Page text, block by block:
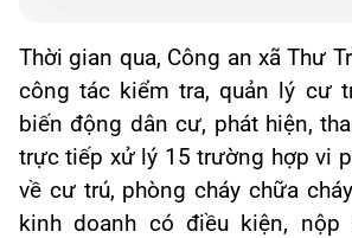
Thời gian qua, Công an xã Thư
công tác kiểm tra, quản lý cư
biến động dân cư, phát hiện,
trực tiếp xử lý 15 trường hợp vi
về cư trú, phòng cháy chữa
kinh doanh có điều kiện, nộp